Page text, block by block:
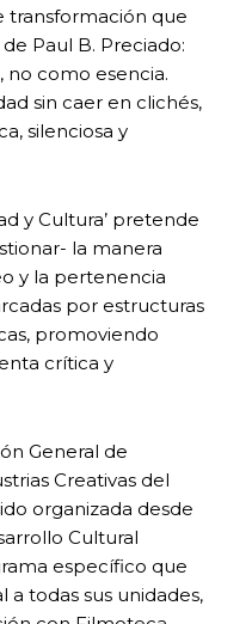
transformación que
Paul B. Preciado:
no como esencia.
sin caer en clichés,
silenciosa y
y Cultura’ pretende
la manera
y la pertenencia
por estructuras
promoviendo
crítica y
General de
Creativas del
organizada desde
Cultural
específico que
a todas sus unidades,